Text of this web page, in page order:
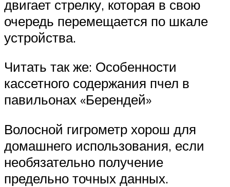
двигает стрелку, которая в свою
очередь перемещается по шкале
устройства.
Читать так же: Особенности
кассетного содержания пчел в
павильонах «Берендей»
Волосной гигрометр хорош для
домашнего использования, если
необязательно получение
предельно точных данных.